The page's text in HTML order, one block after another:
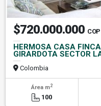
$720.000.000 COP
HERMOSA CASA
GIRARDOTA SECTOR
Colombia
Área m2
100